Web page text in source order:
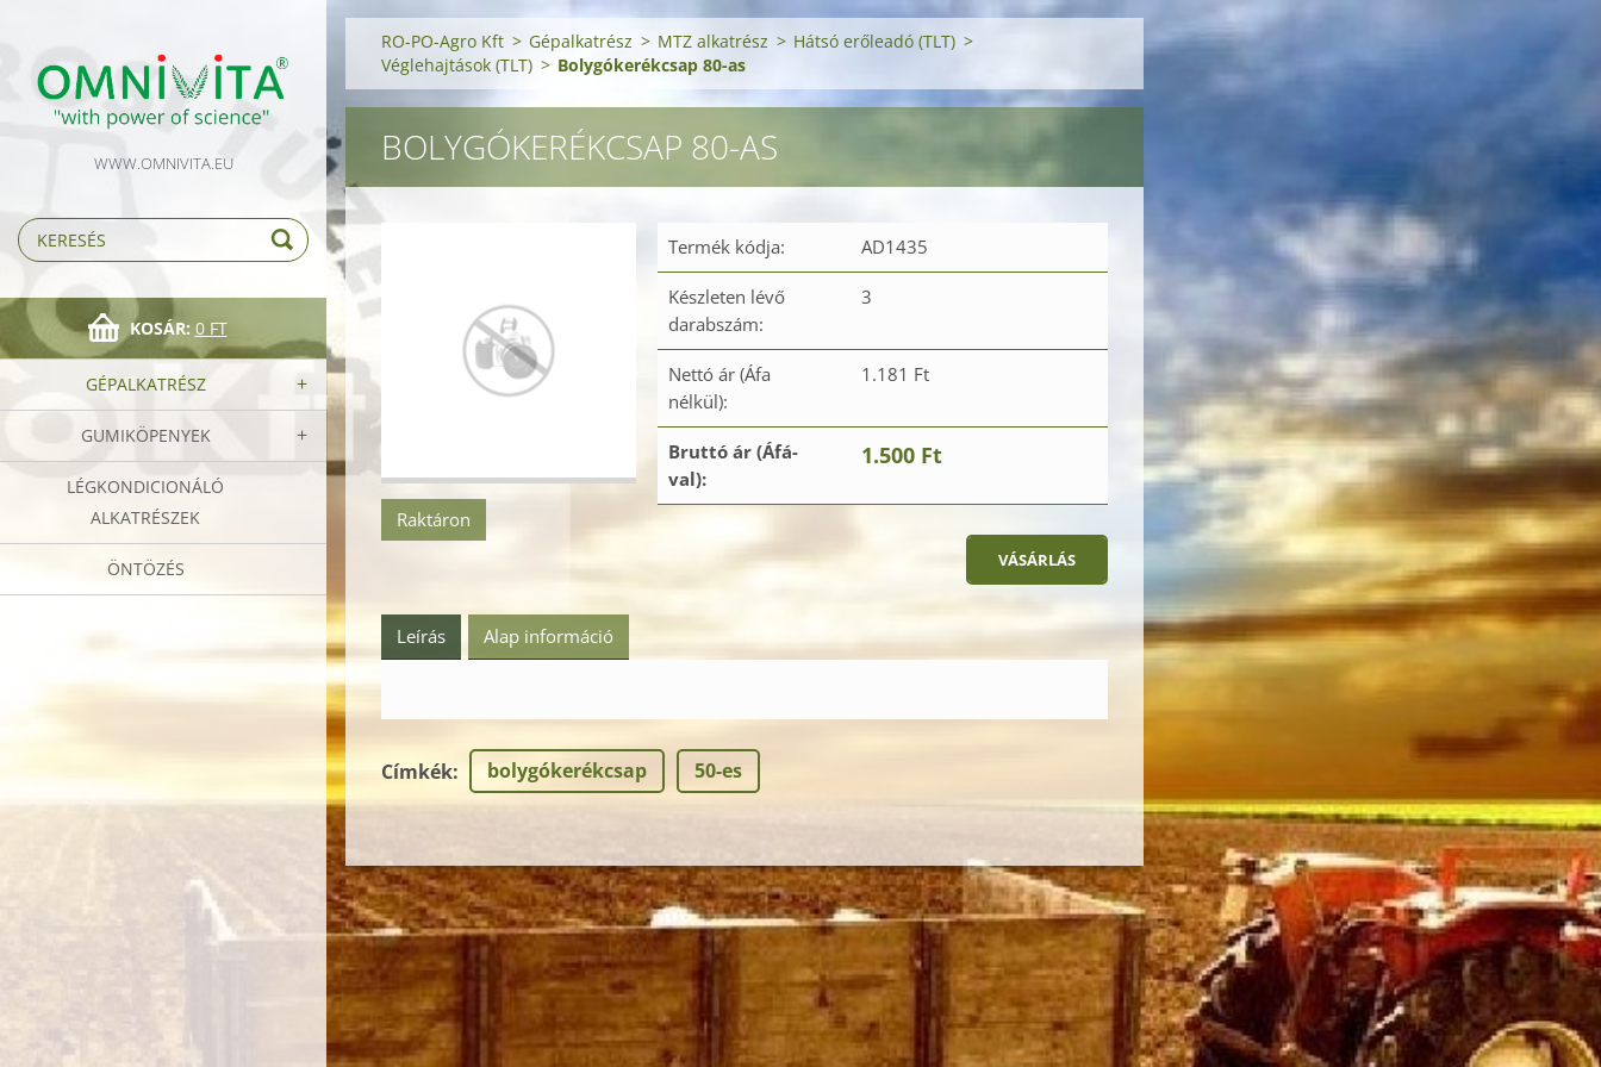
WWW.OMNIVITA.EU
KOSÁR: 0 FT
GÉPALKATRÉSZ
GUMIKÖPENYEK
LÉGKONDICIONÁLÓ
ALKATRÉSZEK
ÖNTÖZÉS
RO-PO-Agro Kft > Gépalkatrész > MTZ alkatrész > Hátsó erőleadó (TLT) >
Véglehajtások (TLT) > Bolygókerékcsap 80-as
BOLYGÓKERÉKCSAP 80-AS
Raktáron
Termék kódja: AD1435
Készleten lévő
darabszám:
3
Nettó ár (Áfa
nélkül):
1.181 Ft
Bruttó ár (Áfá-
val):
1.500 Ft
Leírás Alap információ
Címkék: bolygókerékcsap 50-es